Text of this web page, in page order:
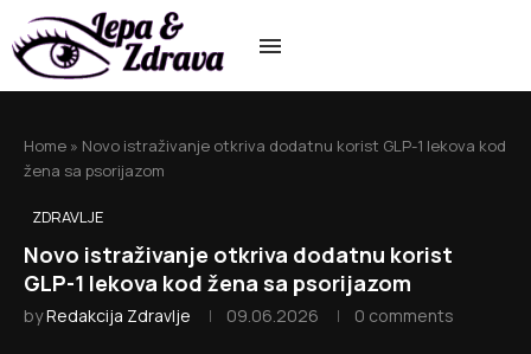
Home » Novo istraživanje otkriva dodatnu korist GLP-1 lekova kod
žena sa psorijazom
ZDRAVLJE
Novo istraživanje otkriva dodatnu korist
GLP-1 lekova kod žena sa psorijazom
byRedakcija Zdravlje 09.06.2026 0 comments